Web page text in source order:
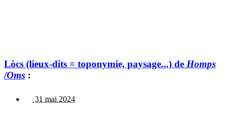
Lòcs (lieux-dits = toponymie, paysage...) de Homps
/Oms :
31 mai 2024